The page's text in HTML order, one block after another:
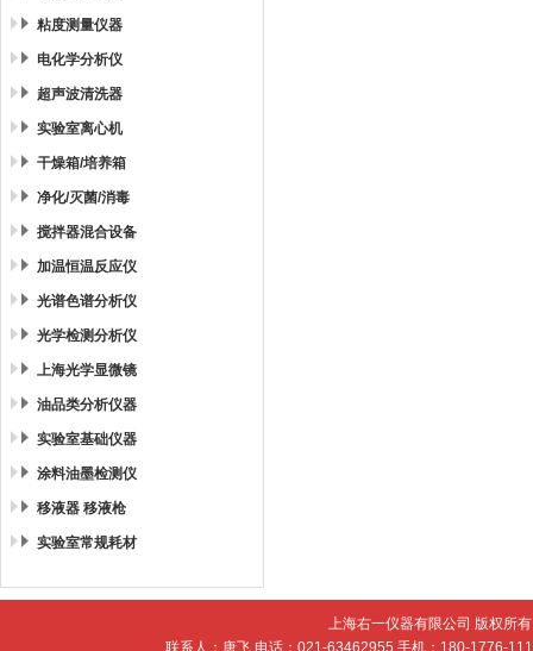
粘度测量仪器
电化学分析仪
超声波清洗器
实验室离心机
干燥箱/培养箱
净化/灭菌/消毒
搅拌器混合设备
加温恒温反应仪
光谱色谱分析仪
光学检测分析仪
上海光学显微镜
油品类分析仪器
实验室基础仪器
涂料油墨检测仪
移液器 移液枪
实验室常规耗材
上海右一仪器有限公司 版权所
联系人：唐飞 电话：021-63462955 手机：180-1776-